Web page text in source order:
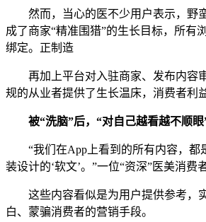
然而，当心的医不少用户表示，野
成了商家“精准围猎”的生长目标，所有
绑定。正制造
再加上平台对入驻商家、发布内容
规的从业者提供了生长温床，消费者利
被“洗脑”后，“对自己越看越不顺眼
“我们在App上看到的所有内容，都
装设计的‘软文’。”一位“资深”医美消费
这些内容看似是为用户提供参考，
白、蒙骗消费者的营销手段。